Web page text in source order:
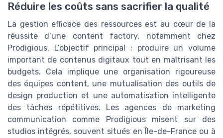
Réduire les coûts sans sacrifier la qualité
La gestion efficace des ressources est au cœur de la
réussite d’une content factory, notamment chez
Prodigious. L’objectif principal : produire un volume
important de contenus digitaux tout en maîtrisant les
budgets. Cela implique une organisation rigoureuse
des équipes content, une mutualisation des outils de
design production et une automatisation intelligente
des tâches répétitives. Les agences de marketing
communication comme Prodigious misent sur des
studios intégrés, souvent situés en Île-de-France ou à